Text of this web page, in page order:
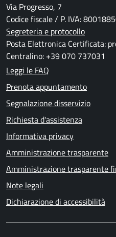
Via Progresso, 7
Codice fiscale / P. IVA:
Segreteria e protocollo
Posta Elettronica Certificata:
Centralino: +39 070 737031
Leggi le FAQ
Prenota appuntamento
Segnalazione disservizio
Richiesta d'assistenza
Informativa privacy
Amministrazione trasparente
Amministrazione trasparente
Note legali
Dichiarazione di accessibilità